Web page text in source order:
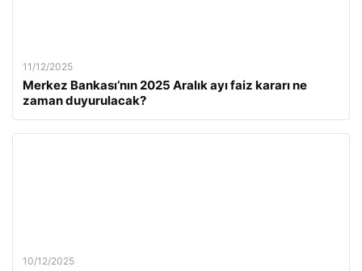
11/12/2025
Merkez Bankası’nın 2025 Aralık ayı faiz kararı ne
zaman duyurulacak?
10/12/2025